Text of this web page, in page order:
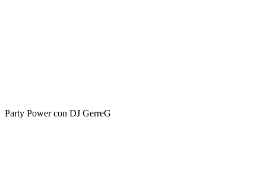
Party Power con DJ GerreG